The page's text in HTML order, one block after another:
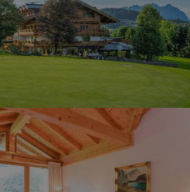
hemos encontrado ningún
que nuestro buscador ha